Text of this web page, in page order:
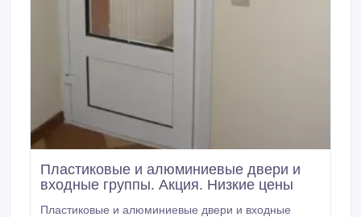
Пластиковые и алюминиевые двери и
входные группы. Акция. Низкие цены
Пластиковые и алюминиевые двери и входные